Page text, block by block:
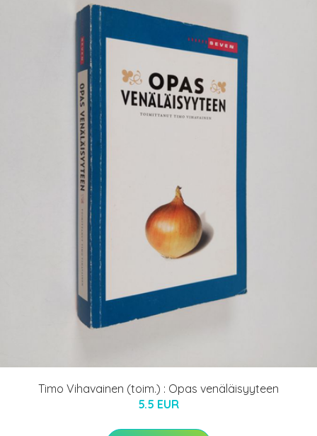
Timo Vihavainen (toim.) : Opas venäläisyyteen
5.5 EUR